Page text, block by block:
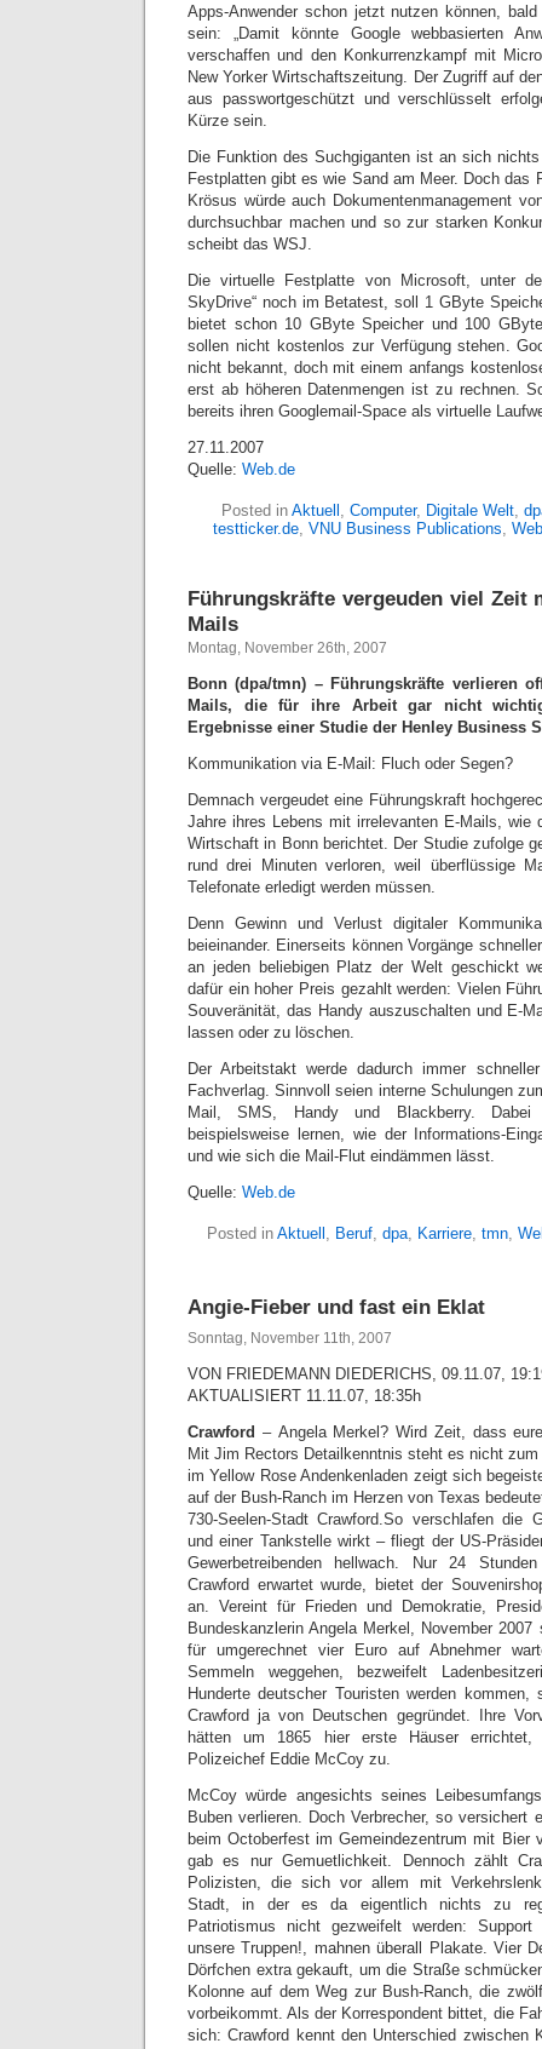
Apps-Anwender schon jetzt nutzen können,
sein: „Damit könnte Google webbasierten
verschaffen und den Konkurrenzkampf mit
New Yorker Wirtschaftszeitung. Der Zugriff auf
aus passwortgeschützt und verschlüsselt
Kürze sein.
Die Funktion des Suchgiganten ist an sich
Festplatten gibt es wie Sand am Meer. Doch das
Krösus würde auch Dokumentenmanagement
durchsuchbar machen und so zur starken
scheibt das WSJ.
Die virtuelle Festplatte von Microsoft, unter
SkyDrive“ noch im Betatest, soll 1 GByte
bietet schon 10 GByte Speicher und 100
sollen nicht kostenlos zur Verfügung stehen.
nicht bekannt, doch mit einem anfangs
erst ab höheren Datenmengen ist zu rechnen.
bereits ihren Googlemail-Space als virtuelle
27.11.2007
Quelle: Web.de
Posted in Aktuell , Computer, Digitale Welt,
testticker.de, VNU Business Publications,
Führungskräfte vergeuden viel Zeit
Mails
Montag, November 26th, 2007
Bonn (dpa/tmn) – Führungskräfte verlieren
Mails, die für ihre Arbeit gar nicht
Ergebnisse einer Studie der Henley Business
Kommunikation via E-Mail: Fluch oder Segen?
Demnach vergeudet eine Führungskraft
Jahre ihres Lebens mit irrelevanten E-Mails, wie
Wirtschaft in Bonn berichtet. Der Studie zufolge
rund drei Minuten verloren, weil überflüssige
Telefonate erledigt werden müssen.
Denn Gewinn und Verlust digitaler
beieinander. Einerseits können Vorgänge
an jeden beliebigen Platz der Welt geschickt
dafür ein hoher Preis gezahlt werden: Vielen
Souveränität, das Handy auszuschalten und E-
lassen oder zu löschen.
Der Arbeitstakt werde dadurch immer
Fachverlag. Sinnvoll seien interne Schulungen
Mail, SMS, Handy und Blackberry. Dabei
beispielsweise lernen, wie der Informations-
und wie sich die Mail-Flut eindämmen lässt.
Quelle: Web.de
Posted in Aktuell , Beruf, dpa, Karriere, tmn,
Angie-Fieber und fast ein Eklat
Sonntag, November 11th, 2007
VON FRIEDEMANN DIEDERICHS, 09.11.07,
AKTUALISIERT 11.11.07, 18:35h
Crawford – Angela Merkel? Wird Zeit, dass
Mit Jim Rectors Detailkenntnis steht es nicht
im Yellow Rose Andenkenladen zeigt sich
auf der Bush-Ranch im Herzen von Texas
730-Seelen-Stadt Crawford.So verschlafen die
und einer Tankstelle wirkt – fliegt der US-
Gewerbetreibenden hellwach. Nur 24
Crawford erwartet wurde, bietet der Souvenirshop
an. Vereint für Frieden und Demokratie,
Bundeskanzlerin Angela Merkel, November
für umgerechnet vier Euro auf Abnehmer
Semmeln weggehen, bezweifelt
Hunderte deutscher Touristen werden
Crawford ja von Deutschen gegründet. Ihre
hätten um 1865 hier erste Häuser
Polizeichef Eddie McCoy zu.
McCoy würde angesichts seines
Buben verlieren. Doch Verbrecher, so versichert
beim Octoberfest im Gemeindezentrum mit
gab es nur Gemuetlichkeit. Dennoch zählt
Polizisten, die sich vor allem mit
Stadt, in der es da eigentlich nichts zu
Patriotismus nicht gezweifelt werden: Support
unsere Truppen!, mahnen überall Plakate. Vier
Dörfchen extra gekauft, um die Straße
Kolonne auf dem Weg zur Bush-Ranch, die
vorbeikommt. Als der Korrespondent bittet, die
sich: Crawford kennt den Unterschied zwischen